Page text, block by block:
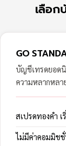
เลือ
GO
บัญชีเทรดยอด
ความหลากหล
สเปรดทองคำ
ไม่มีค่าคอมมิช